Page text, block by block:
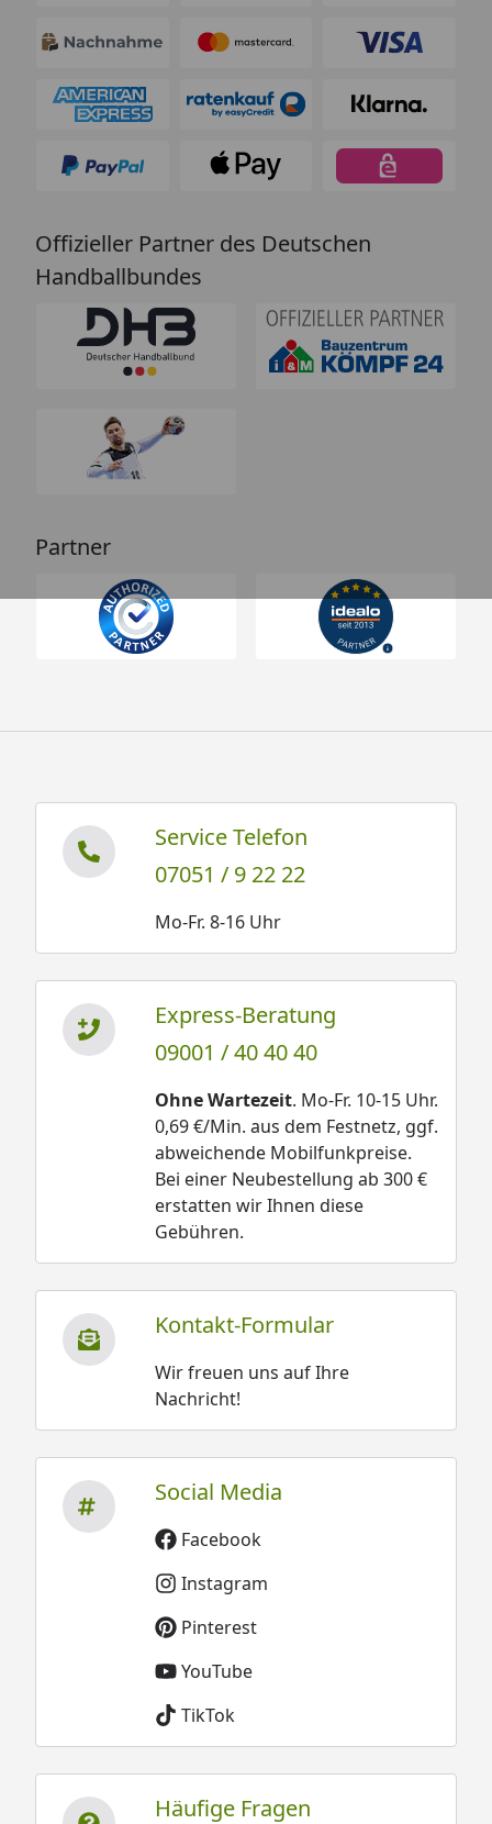
Offizieller Partner des Deutschen
Handballbundes
Partner
Service Telefon
07051 / 9 22 22
Mo-Fr. 8-16 Uhr
Express-Beratung
09001 / 40 40 40
Ohne Wartezeit. Mo-Fr. 10-15 Uhr.
0,69 €/Min. aus dem Festnetz, ggf.
abweichende Mobilfunkpreise.
Bei einer Neubestellung ab 300 €
erstatten wir Ihnen diese
Gebühren.
Kontakt-Formular
Wir freuen uns auf Ihre
Nachricht!
Social Media
Facebook
Instagram
Pinterest
YouTube
TikTok
Häufige Fragen